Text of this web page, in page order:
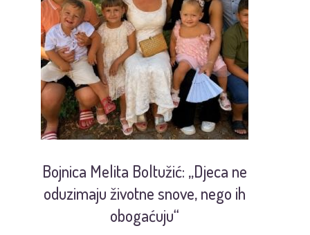
Bojnica Melita Boltužić: „Djeca ne
oduzimaju životne snove, nego ih
obogaćuju“